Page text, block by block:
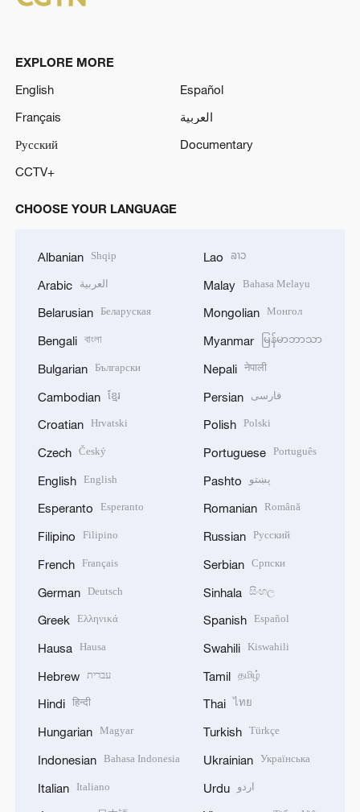
EXPLORE MORE
English
Español
Français
العربية
Русский
Documentary
CCTV+
CHOOSE YOUR LANGUAGE
Albanian Shqip
Arabic العربية
Belarusian Беларуская
Bengali বাংলা
Bulgarian Български
Cambodian ខ្មែរ
Croatian Hrvatski
Czech Český
English English
Esperanto Esperanto
Filipino Filipino
French Français
German Deutsch
Greek Ελληνικά
Hausa Hausa
Hebrew עברית
Hindi हिन्दी
Hungarian Magyar
Indonesian Bahasa Indonesia
Italian Italiano
Lao ລາວ
Malay Bahasa Melayu
Mongolian Монгол
Myanmar မြန်မာဘာသာ
Nepali नेपाली
Persian فارسی
Polish Polski
Portuguese Português
Pashto پښتو
Romanian Română
Russian Русский
Serbian Српски
Sinhala සිංහල
Spanish Español
Swahili Kiswahili
Tamil தமிழ்
Thai ไทย
Turkish Türkçe
Ukrainian Українська
Urdu اردو